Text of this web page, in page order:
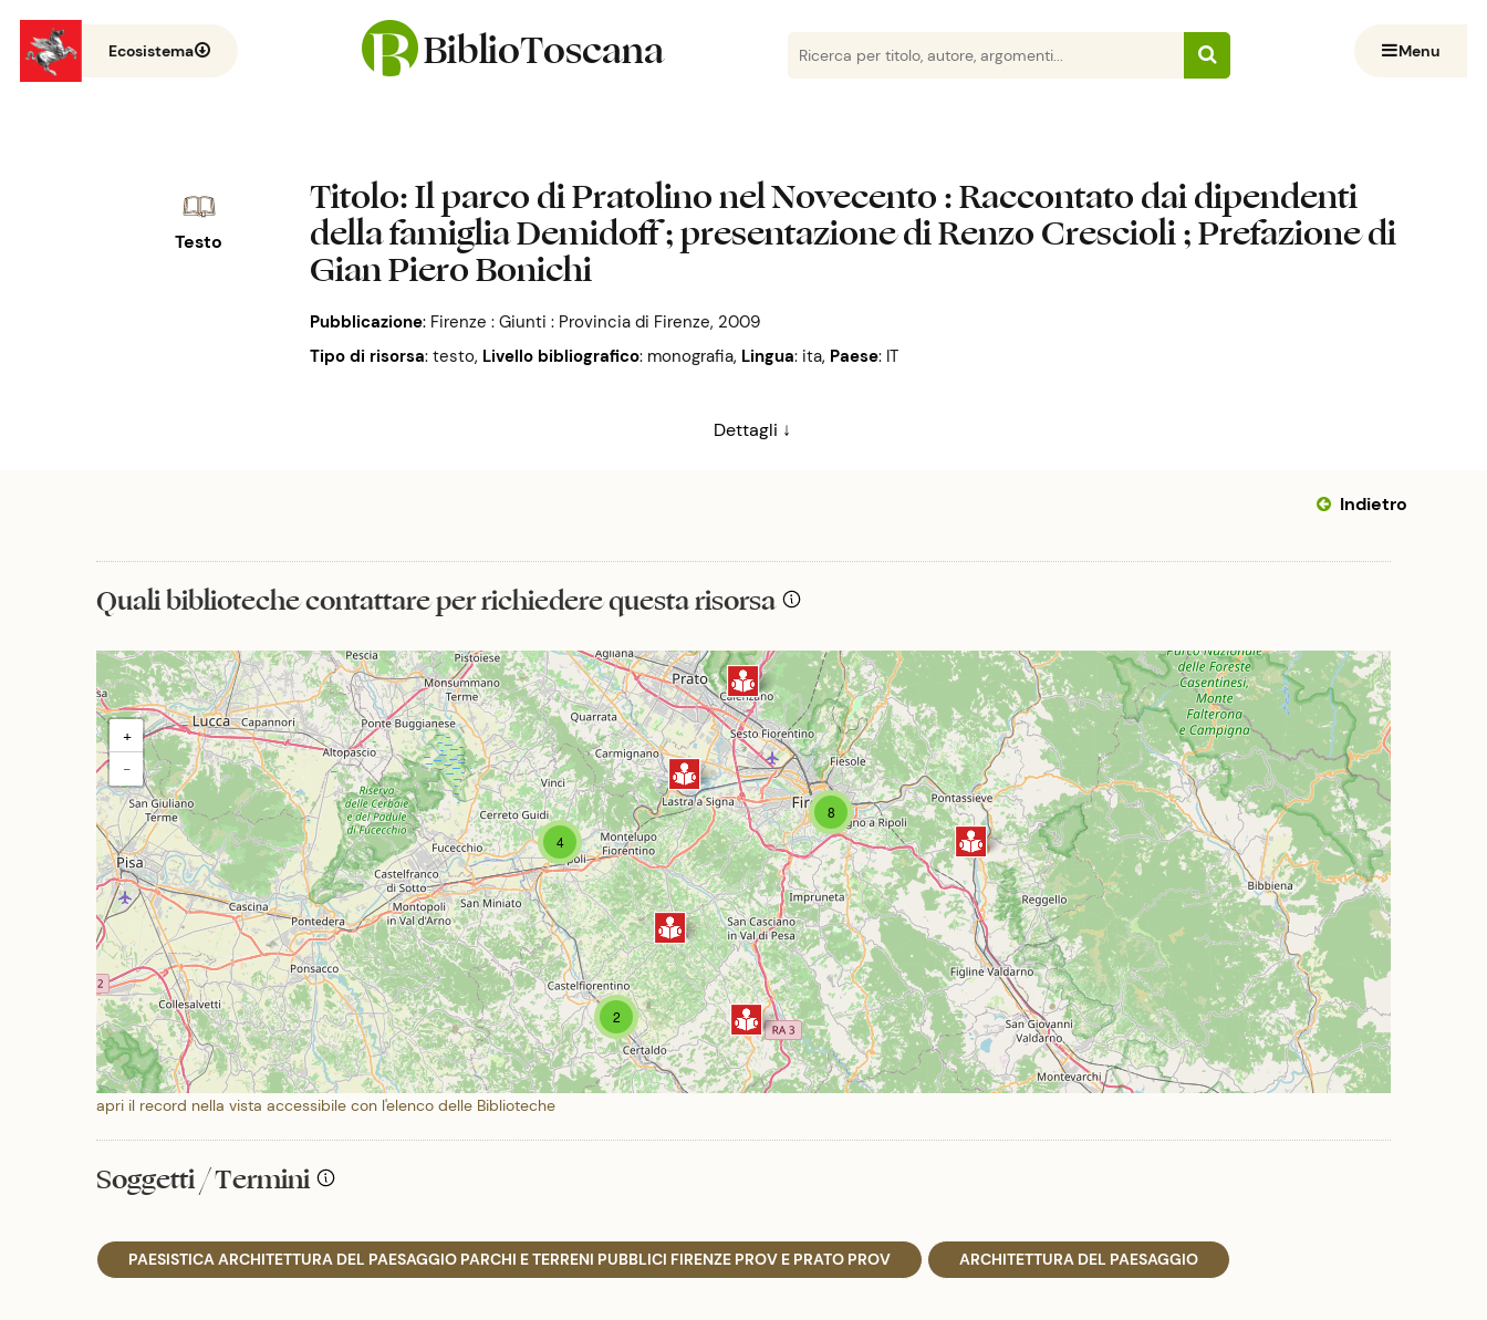
Ecosistema BiblioToscana Menu
Testo
Titolo: Il parco di Pratolino nel Novecento : Raccontato dai dipendenti
della famiglia Demidoff ; presentazione di Renzo Crescioli ; Prefazione di
Gian Piero Bonichi
Pubblicazione: Firenze : Giunti : Provincia di Firenze, 2009
Tipo di risorsa: testo, Livello bibliografico: monografia, Lingua: ita, Paese: IT
Dettagli ↓
Indietro
Quali biblioteche contattare per richiedere questa risorsa
8
2
4
+
−
apri il record nella vista accessibile con l'elenco delle Biblioteche
Soggetti / Termini
PAESISTICA ARCHITETTURA DEL PAESAGGIO PARCHI E TERRENI PUBBLICI FIRENZE PROV E PRATO PROV ARCHITETTURA DEL PAESAGGIO